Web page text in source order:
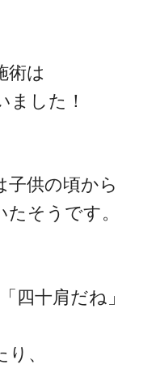
術は
ました！
子供の頃から
そうです。
四十肩だね」
、